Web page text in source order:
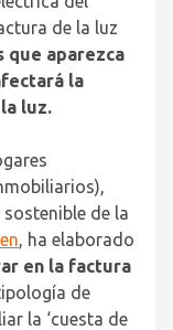
de la luz
que aparezca
la
luz.
de la
, ha elaborado
en la factura
de
la ‘cuesta de